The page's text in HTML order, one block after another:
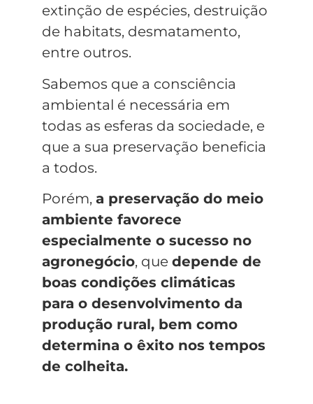
extinção de espécies, destruição
de habitats, desmatamento,
entre outros.
Sabemos que a consciência
ambiental é necessária em
todas as esferas da sociedade, e
que a sua preservação beneficia
a todos.
Porém, a preservação do meio
ambiente favorece
especialmente o sucesso no
agronegócio, que depende de
boas condições climáticas
para o desenvolvimento da
produção rural, bem como
determina o êxito nos tempos
de colheita.